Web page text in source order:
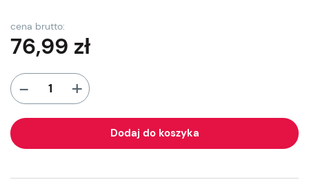
cena brutto:
76,99 zł
- +
Dodaj do koszyka